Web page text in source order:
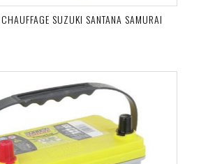
CHAUFFAGE SUZUKI SANTANA SAMURAI